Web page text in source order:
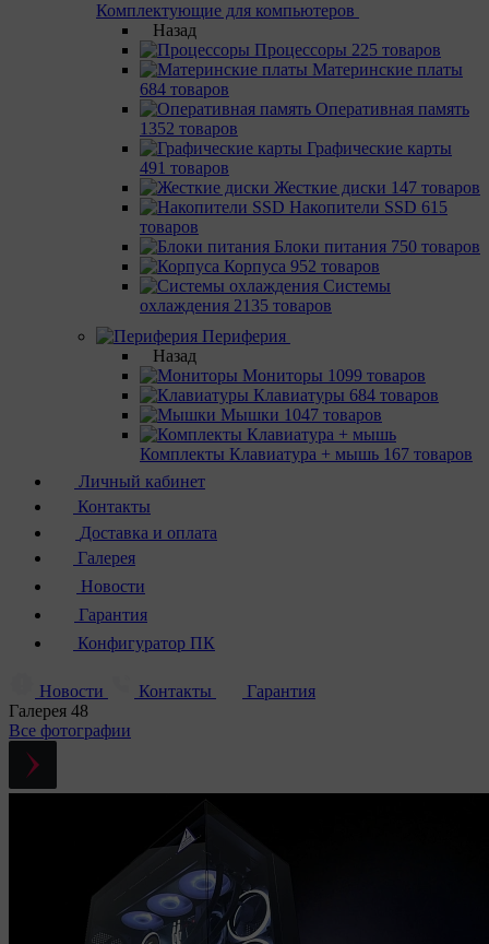
Комплектующие для компьютеров
Назад
Процессоры 225 товаров
Материнcкие платы
684 товаров
Оперативная память
1352 товаров
Графические карты
491 товаров
Жесткие диски 147 товаров
Накопители SSD 615
товаров
Блоки питания 750 товаров
Корпуса 952 товаров
Системы
охлаждения 2135 товаров
Периферия
Назад
Мониторы 1099 товаров
Клавиатуры 684 товаров
Мышки 1047 товаров
Комплекты Клавиатура + мышь 167 товаров
Личный кабинет
Контакты
Доставка и оплата
Галерея
Новости
Гарантия
Конфигуратор ПК
Новости Контакты
Гарантия
Галерея 48
Все фотографии